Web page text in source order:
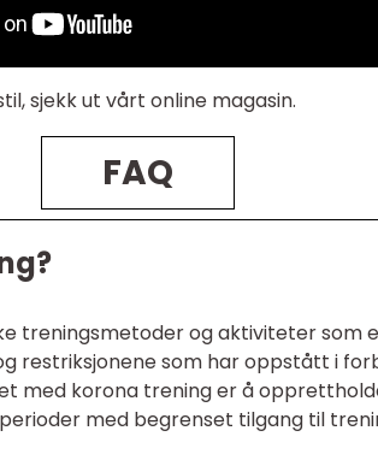
sjekk ut vårt online magasin.
FAQ
treningsmetoder og aktiviteter som
restriksjonene som har oppstått i
med korona trening er å
med begrenset tilgang til